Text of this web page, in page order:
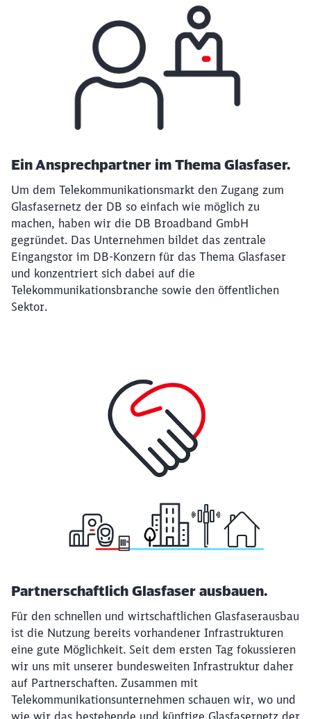
Ein Ansprechpartner im Thema Glasfaser.
Um dem Telekommunikationsmarkt den Zugang zum
Glasfasernetz der DB so einfach wie möglich zu
machen, haben wir die DB Broadband GmbH
gegründet. Das Unternehmen bildet das zentrale
Eingangstor im DB-Konzern für das Thema Glasfaser
und konzentriert sich dabei auf die
Telekommunikationsbranche sowie den öffentlichen
Sektor.
Partnerschaftlich Glasfaser ausbauen.
Für den schnellen und wirtschaftlichen Glasfaserausbau
ist die Nutzung bereits vorhandener Infrastrukturen
eine gute Möglichkeit. Seit dem ersten Tag fokussieren
wir uns mit unserer bundesweiten Infrastruktur daher
auf Partnerschaften. Zusammen mit
Telekommunikationsunternehmen schauen wir, wo und